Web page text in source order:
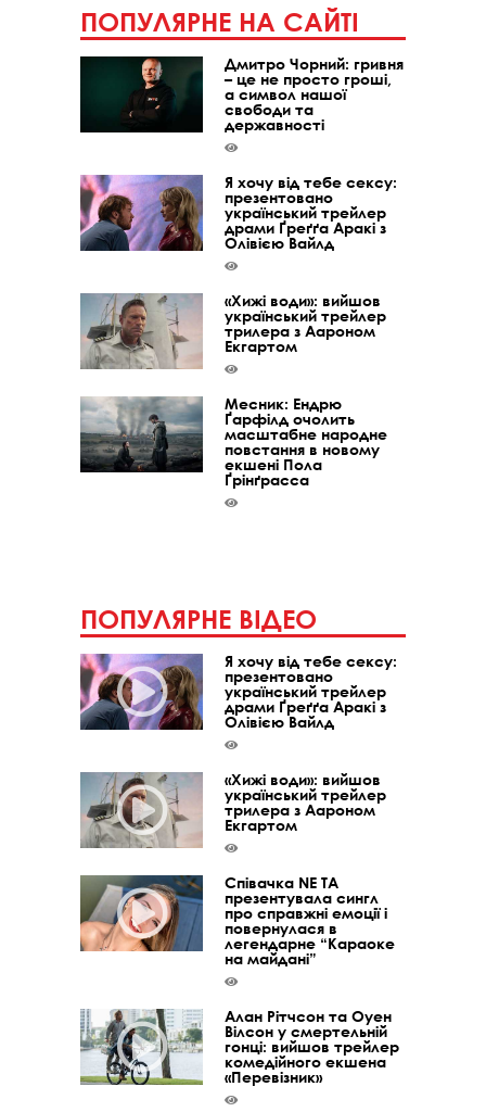
ПОПУЛЯРНЕ НА САЙТІ
Дмитро Чорний: гривня
– це не просто гроші,
а символ нашої
свободи та
державності
Я хочу від тебе сексу:
презентовано
український трейлер
драми Ґреґґа Аракі з
Олівією Вайлд
«Хижі води»: вийшов
український трейлер
трилера з Аароном
Екгартом
Месник: Ендрю
Ґарфілд очолить
масштабне народне
повстання в новому
екшені Пола
Ґрінґрасса
ПОПУЛЯРНЕ ВІДЕО
Я хочу від тебе сексу:
презентовано
український трейлер
драми Ґреґґа Аракі з
Олівією Вайлд
«Хижі води»: вийшов
український трейлер
трилера з Аароном
Екгартом
Співачка NE TA
презентувала сингл
про справжні емоції і
повернулася в
легендарне “Караоке
на майдані”
Алан Рітчсон та Оуен
Вілсон у смертельній
гонці: вийшов трейлер
комедійного екшена
«Перевізник»